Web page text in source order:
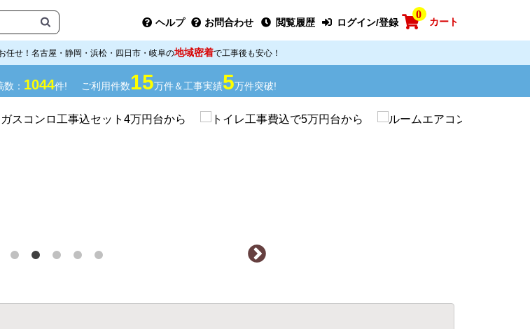
ヘルプ お問合わせ 閲覧履歴 ログイン/登録
0
カート
任せ！名古屋・静岡・浜松・四日市・岐阜の地域密着で工事後も安心！
： 1044件! ご利用件数15万件＆工事実績5万件突破!